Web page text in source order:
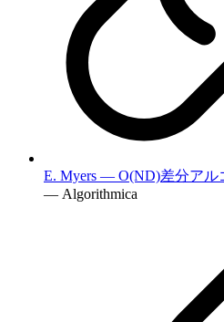
E. Myers — O(ND)差分アル
— Algorithmica